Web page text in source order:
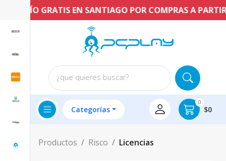
ENVÍO GRATIS EN SANTIAGO POR COMPRAS A PARTIR
¿que quieres buscar?
Categorías
0
$0
Productos Risco Licencias